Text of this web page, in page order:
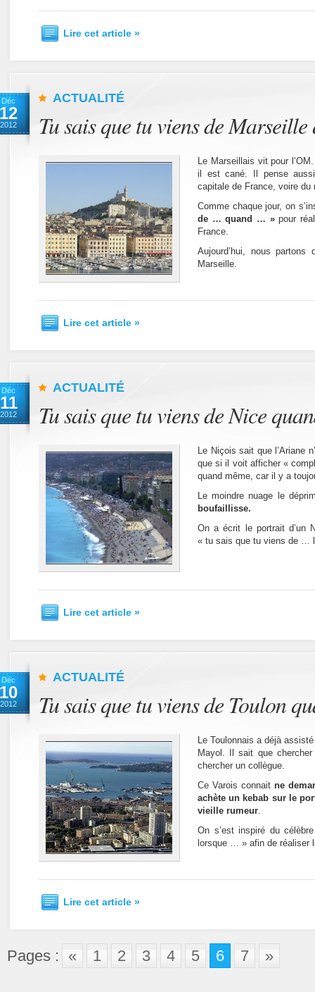
Lire cet article »
Déc
12
2012
ACTUALITÉ
Tu sais que tu viens de
Le Marseillais vit pour
il est cané. Il pense
capitale de France, voire du
Comme chaque jour, on
de … quand … »pour
France.
Aujourd’hui, nous partons
Marseille.
Lire cet article »
Déc
11
2012
ACTUALITÉ
Tu sais que tu viens de Nice
Le Niçois sait que l’Ariane
que si il voit afficher «
quand même, car il y a
Le moindre nuage le
boufaillisse.
On a écrit le portrait d’un
« tu sais que tu viens de …
Lire cet article »
Déc
10
2012
ACTUALITÉ
Tu sais que tu viens de Toulon
Le Toulonnais a déjà
Mayol. Il sait que
chercher un collègue.
Ce Varois connait ne
achète un kebab sur le
vieille rumeur.
On s’est inspiré du
lorsque … » afin de réaliser
Lire cet article »
Pages : « 1 2 3 4 5 6 7 »